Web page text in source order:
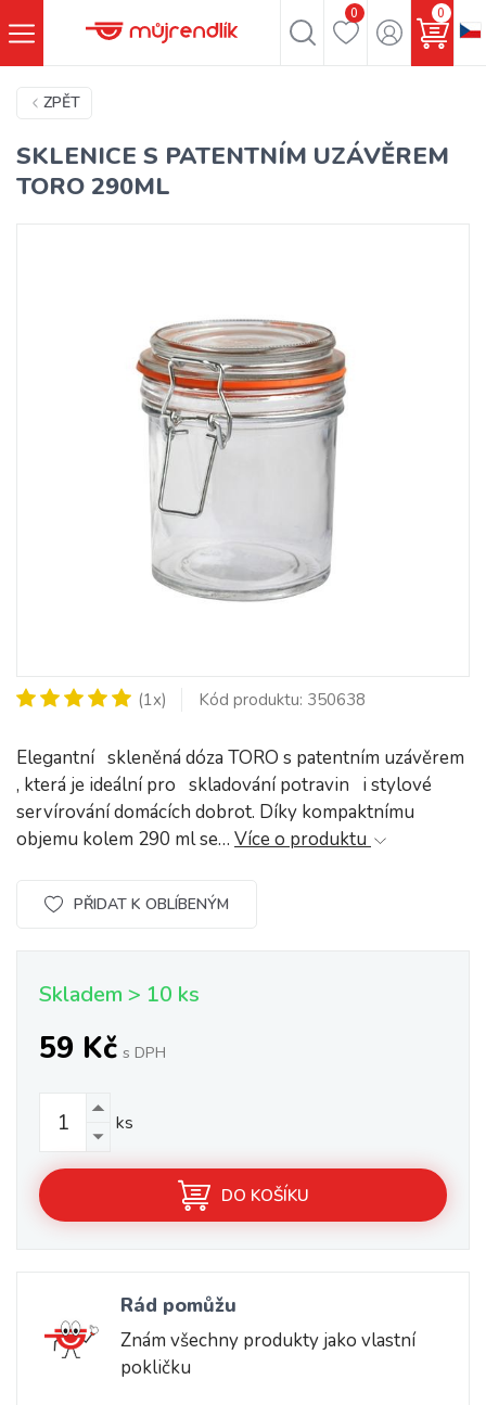
0 0
ZPĚT
SKLENICE S PATENTNÍM UZÁVĚREM
TORO 290ML
(1x) Kód produktu: 350638
Elegantní skleněná dóza TORO s patentním uzávěrem
, která je ideální pro skladování potravin i stylové
servírování domácích dobrot. Díky kompaktnímu
objemu kolem 290 ml se… Více o produktu
PŘIDAT K OBLÍBENÝM
Skladem > 10 ks
59 Kč s DPH
ks
DO KOŠÍKU
Rád pomůžu
Znám všechny produkty jako vlastní
pokličku